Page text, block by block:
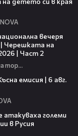
вечеря
Черешката на
| Част 2
Черешката на тортата
емисия | 6 авг.
атакуваха големи
в Русия